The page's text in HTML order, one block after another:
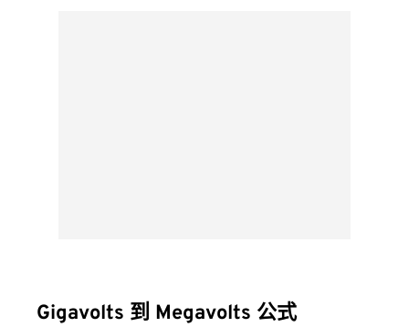
Gigavolts 到 Megavolts 公式